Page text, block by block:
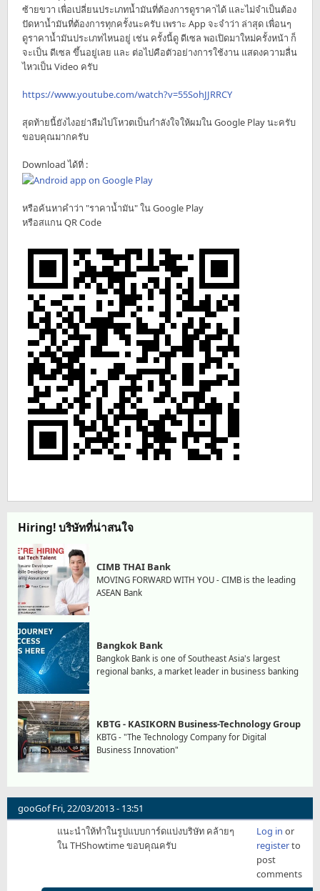
ซ้ายขวา เพื่อเปลี่ยนประเภทน้ำมันที่ต้องการดูราคาได้ และไม่จำเป็นต้อง
ปัดหาน้ำมันที่ต้องการทุกครั้งนะครับ เพราะ App จะจำว่า ล่าสุด เพื่อนๆ
ดูราคาน้ำมันประเภทไหนอยู่ เช่น ครั้งนี้ดู ดีเซล พอเปิดมาใหม่ครั้งหน้า ก็
จะเป็น ดีเซล ขึ้นอยู่เลย และ ต่อไปคือตัวอย่างการใช้งาน แสดงความลื่น
ไหวเป็น Video ครับ
https://www.youtube.com/watch?v=55SohJJRRCY
สุดท้ายนี้ยังไงอย่าลืมไปโหวตเป็นกำลังใจให้ผมใน Google Play นะครับ
ขอบคุณมากครับ
Download ได้ที่ :
หรือค้นหาคำว่า "ราคาน้ำมัน" ใน Google Play
หรือสแกน QR Code
Hiring! บริษัทที่น่าสนใจ
CIMB THAI Bank
MOVING FORWARD WITH YOU - CIMB is the leading
ASEAN Bank
Bangkok Bank
Bangkok Bank is one of Southeast Asia's largest
regional banks, a market leader in business banking
KBTG - KASIKORN Business-Technology Group
KBTG - "The Technology Company for Digital
Business Innovation"
gooGofFri, 22/03/2013 - 13:51
แนะนำให้ทำในรูปแบบการ์ดแบ่งบริษัท คล้ายๆ
ใน THShowtime ขอบคุณครับ
Log in or
registerto
post
comments